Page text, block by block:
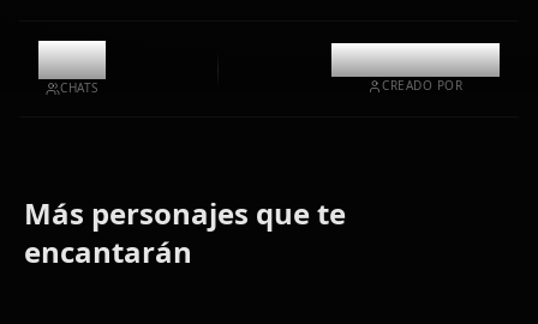
9.9k
CHATS
@casualwaifus
CREADO POR
Más personajes que te
encantarán
Tsukino